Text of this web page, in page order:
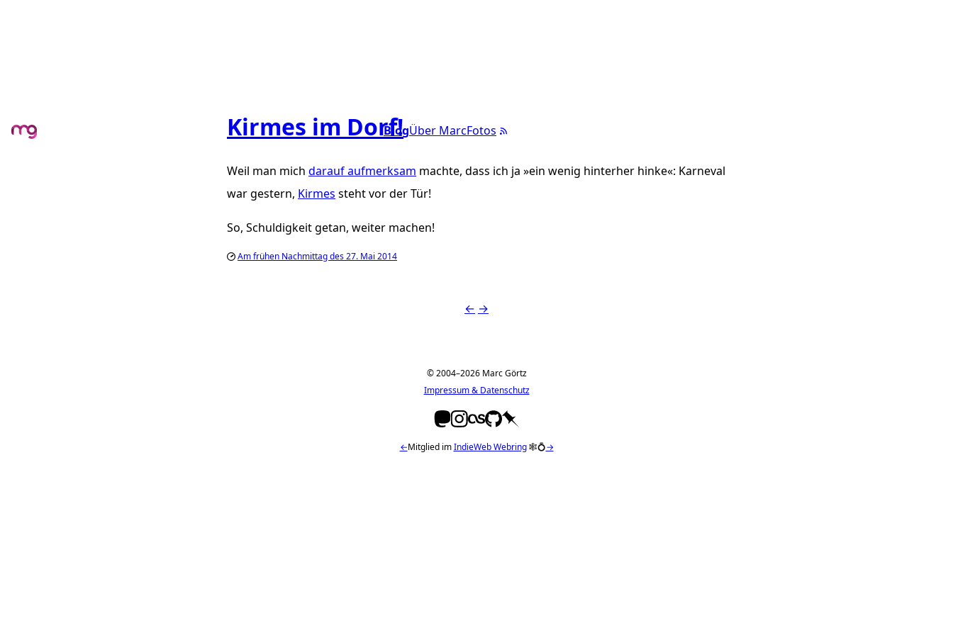
BlogÜber MarcFotos
Kirmes im Dorf!
Weil man mich darauf aufmerksam machte, dass ich ja »ein wenig hinterher hinke«: Karneval
war gestern, Kirmes steht vor der Tür!
So, Schuldigkeit getan, weiter machen!
Am frühen Nachmittag des 27. Mai 2014
← →
© 2004–2026 Marc Görtz
Impressum & Datenschutz
←Mitglied imIndieWeb Webring🕸💍→